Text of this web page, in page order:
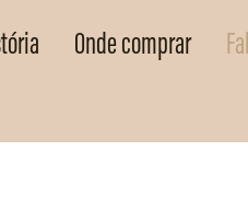
Onde comprar